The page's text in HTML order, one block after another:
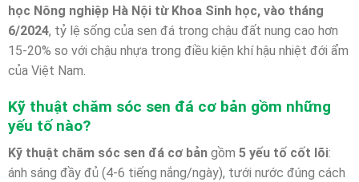
học Nông nghiệp Hà Nội từ Khoa Sinh học, vào tháng
6/2024, tỷ lệ sống của sen đá trong chậu đất nung cao hơn
15-20% so với chậu nhựa trong điều kiện khí hậu nhiệt đới ẩm
của Việt Nam.
Kỹ thuật chăm sóc sen đá cơ bản gồm những
yếu tố nào?
Kỹ thuật chăm sóc sen đá cơ bản gồm 5 yếu tố cốt lõi:
ánh sáng đầy đủ (4-6 tiếng nắng/ngày), tưới nước đúng cách